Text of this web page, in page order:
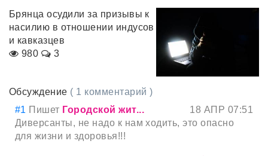
Брянца осудили за призывы к
насилию в отношении индусов
и кавказцев
980
3
Обсуждение ( 1 комментарий )
#1 Пишет Городской жит...
18 АПР 07:51
Диверсанты, не надо к нам ходить, это опасно
для жизни и здоровья!!!